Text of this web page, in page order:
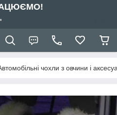
чохли з овчини і